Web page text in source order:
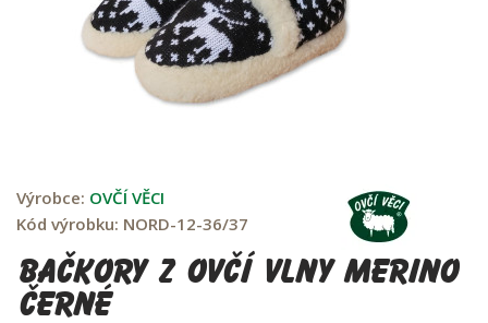
Výrobce: OVČÍ VĚCI
Kód výrobku: NORD-12-36/37
Bačkory z ovčí vlny Merino
černé